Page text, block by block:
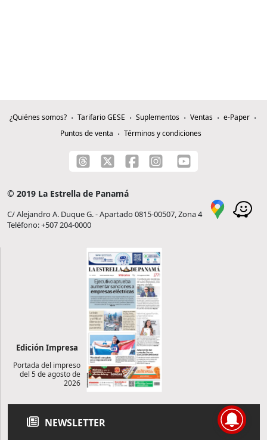
¿Quiénes somos? Tarifario GESE Suplementos Ventas
e-Paper
Puntos de venta
Términos y condiciones
© 2019 La Estrella de Panamá
C/ Alejandro A. Duque G. - Apartado 0815-00507, Zona 4
Teléfono: +507 204-0000
Edición Impresa
Portada del impreso
del 5 de agosto de
2026
NEWSLETTER